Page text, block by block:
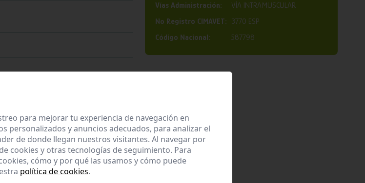
Vías Administración:
VÍA INTRAMUSCULAR
Nº Registro CIMAVET:
3770 ESP
Código Nacional:
587798
para mejorar tu experiencia de navegación en
personalizados y anuncios adecuados, para analizar el
de donde llegan nuestros visitantes. Al navegar por
cookies y otras tecnologías de seguimiento. Para
cómo y por qué las usamos y cómo puede
política de cookies.